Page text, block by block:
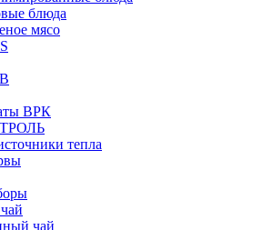
блюда
мясо
ВРК
тепла
чай